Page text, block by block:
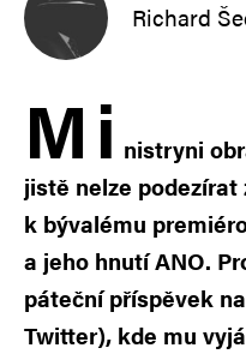
Richard
Mi nistryni
jistě nelze
k bývalému
a jeho hnutí ANO.
páteční příspěvek
Twitter), kde mu